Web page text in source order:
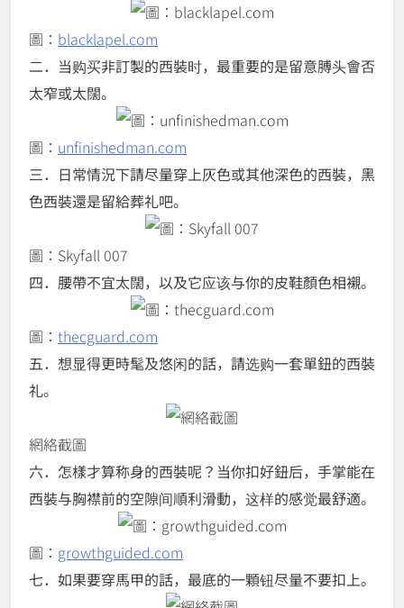
圖： blacklapel.com
二．当购买非訂製的西裝时，最重要的是留意膊头會否
太窄或太闊。
圖： unfinishedman.com
三．日常情況下請尽量穿上灰色或其他深色的西裝， 黑
色西裝還是留給葬礼吧。
圖：Skyfall 007
四．腰帶不宜太闊，以及它应该与你的皮鞋顏色相襯。
圖： thecguard.com
五．想显得更時髦及悠闲的話，請选购一套單鈕的西裝
礼。
網絡截圖
六．怎樣才算称身的西裝呢？当你扣好鈕后， 手掌能在
西裝与胸襟前的空隙间順利滑動，这样的感觉最舒適。
圖： growthguided.com
七．如果要穿馬甲的話，最底的一顆钮尽量不要扣上。